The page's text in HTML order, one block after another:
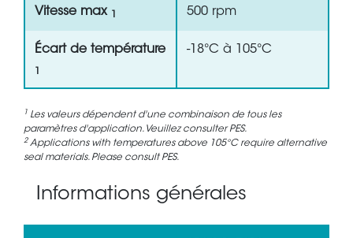
Vitesse max 500 rpm
Écart de température -18°C à 105°C
1 Les valeurs dépendent d'une combinaison de tous les
paramètres d'application. Veuillez consulter PES.
2 Applications with temperatures above 105°C require alternative
seal materials. Please consult PES.
Informations générales